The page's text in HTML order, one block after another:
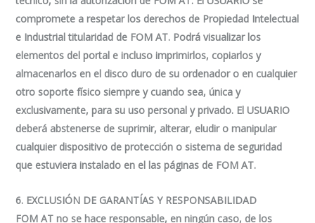
compromete a respetar los derechos de Propiedad Intelectual
e Industrial titularidad de FOM AT. Podrá visualizar los
elementos del portal e incluso imprimirlos, copiarlos y
almacenarlos en el disco duro de su ordenador o en cualquier
otro soporte físico siempre y cuando sea, única y
exclusivamente, para su uso personal y privado. El USUARIO
deberá abstenerse de suprimir, alterar, eludir o manipular
cualquier dispositivo de protección o sistema de seguridad
que estuviera instalado en el las páginas de FOM AT.
6. EXCLUSIÓN DE GARANTÍAS Y RESPONSABILIDAD
FOM AT no se hace responsable, en ningún caso, de los